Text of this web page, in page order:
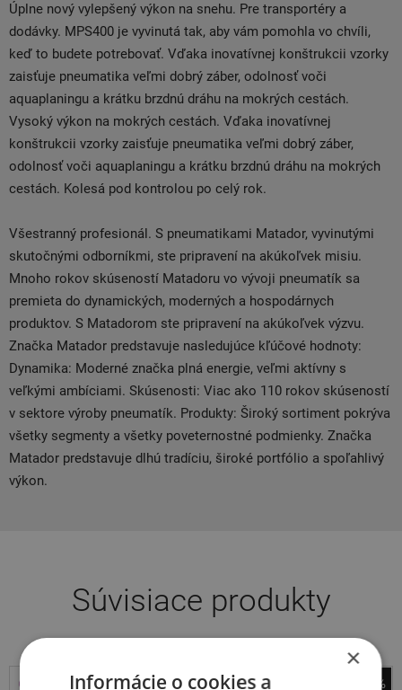
Úplne nový vylepšený výkon na snehu. Pre transportéry a
dodávky. MPS400 je vyvinutá tak, aby vám pomohla vo chvíli,
keď to budete potrebovať. Vďaka inovatívnej konštrukcii vzorky
zaisťuje pneumatika veľmi dobrý záber, odolnosť voči
aquaplaningu a krátku brzdnú dráhu na mokrých cestách.
Vysoký výkon na mokrých cestách. Vďaka inovatívnej
konštrukcii vzorky zaisťuje pneumatika veľmi dobrý záber,
odolnosť voči aquaplaningu a krátku brzdnú dráhu na mokrých
cestách. Kolesá pod kontrolou po celý rok.
Všestranný profesionál. S pneumatikami Matador, vyvinutými
skutočnými odborníkmi, ste pripravení na akúkoľvek misiu.
Mnoho rokov skúseností Matadoru vo vývoji pneumatík sa
premieta do dynamických, moderných a hospodárnych
produktov. S Matadorom ste pripravení na akúkoľvek výzvu.
Značka Matador predstavuje nasledujúce kľúčové hodnoty:
Dynamika: Moderné značka plná energie, veľmi aktívny s
veľkými ambíciami. Skúsenosti: Viac ako 110 rokov skúseností
v sektore výroby pneumatík. Produkty: Široký sortiment pokrýva
všetky segmenty a všetky poveternostné podmienky. Značka
Matador predstavuje dlhú tradíciu, široké portfólio a spoľahlivý
výkon.
Súvisiace produkty
-43%
×
Informácie o cookies a